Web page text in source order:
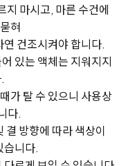
지 마시고, 마른 수건에
혀
건조시켜야 합니다.
있는 액체는 지워지지
가 탈 수 있으니 사용상
다.
결 방향에 따라 색상이
습니다.